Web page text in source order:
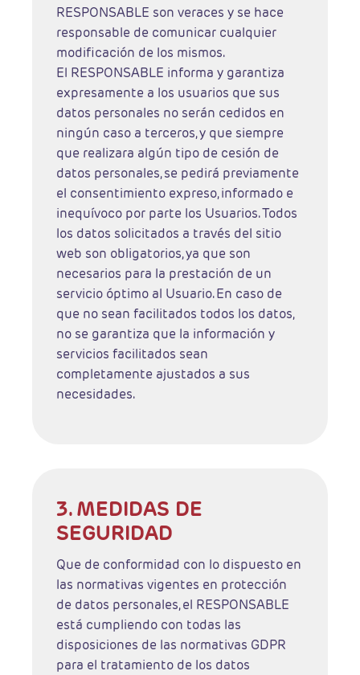
RESPONSABLE son veraces y se hace
responsable de comunicar cualquier
modificación de los mismos.
El RESPONSABLE informa y garantiza
expresamente a los usuarios que sus
datos personales no serán cedidos en
ningún caso a terceros, y que siempre
que realizara algún tipo de cesión de
datos personales, se pedirá previamente
el consentimiento expreso, informado e
inequívoco por parte los Usuarios. Todos
los datos solicitados a través del sitio
web son obligatorios, ya que son
necesarios para la prestación de un
servicio óptimo al Usuario. En caso de
que no sean facilitados todos los datos,
no se garantiza que la información y
servicios facilitados sean
completamente ajustados a sus
necesidades.
3. MEDIDAS DE
SEGURIDAD
Que de conformidad con lo dispuesto en
las normativas vigentes en protección
de datos personales, el RESPONSABLE
está cumpliendo con todas las
disposiciones de las normativas GDPR
para el tratamiento de los datos